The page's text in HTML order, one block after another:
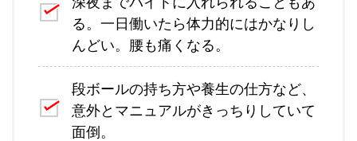
る。一日働いたら体力的にはかなりし
んどい。腰も痛くなる。
段ボールの持ち方や養生の仕方など、
意外とマニュアルがきっちりしていて
面倒。